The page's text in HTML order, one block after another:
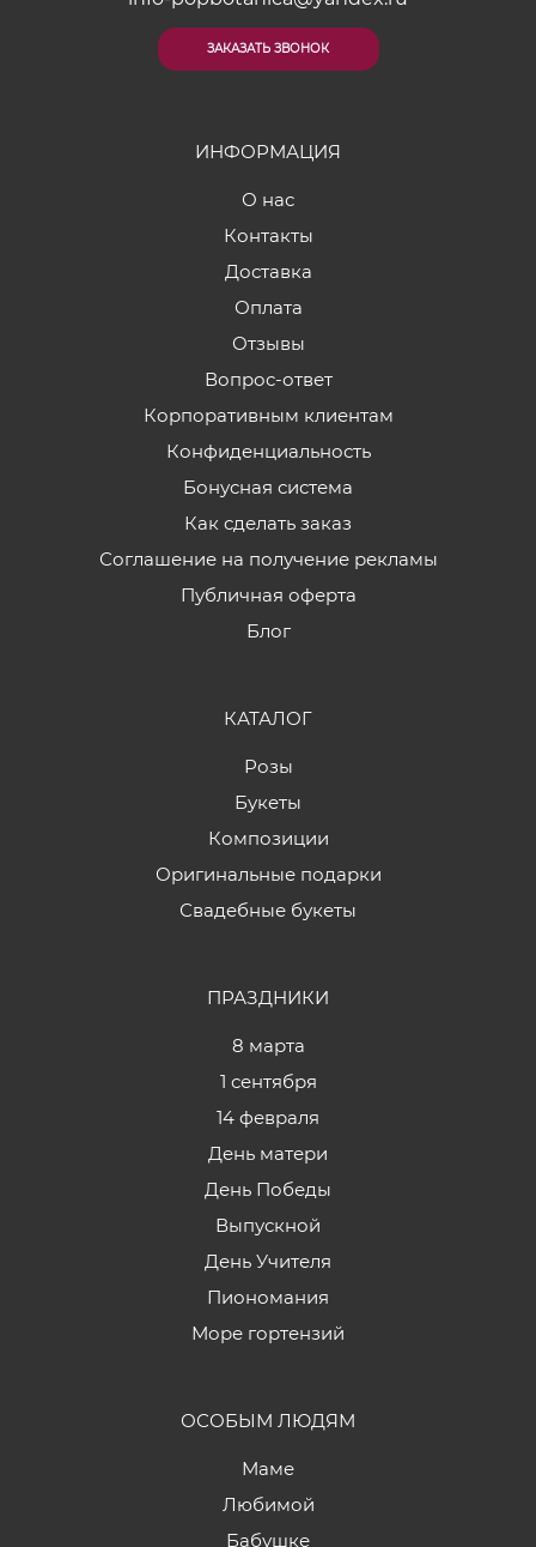
ЗАКАЗАТЬ ЗВОНОК
ИНФОРМАЦИЯ
О нас
Контакты
Доставка
Оплата
Отзывы
Вопрос-ответ
Корпоративным клиентам
Конфиденциальность
Бонусная система
Как сделать заказ
Соглашение на получение рекламы
Публичная оферта
Блог
КАТАЛОГ
Розы
Букеты
Композиции
Оригинальные подарки
Свадебные букеты
ПРАЗДНИКИ
8 марта
1 сентября
14 февраля
День матери
День Победы
Выпускной
День Учителя
Пиономания
Море гортензий
ОСОБЫМ ЛЮДЯМ
Маме
Любимой
Бабушке